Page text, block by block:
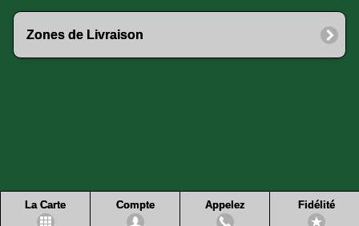
Zones de Livraison
La Carte Compte Appelez Fidélité